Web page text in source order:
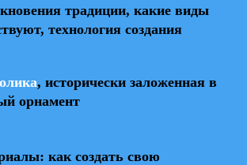
традиции, какие виды
технология создания
, исторически заложенная в
орнамент
как создать свою